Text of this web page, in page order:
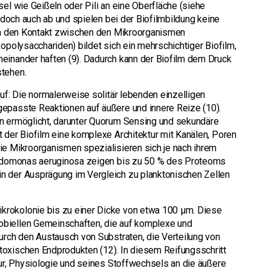
wie Geißeln oder Pili an eine Oberfläche (siehe
auch ab und spielen bei der Biofilmbildung keine
Kontakt zwischen den Mikroorganismen
bildet sich ein mehrschichtiger Biofilm,
haften (9). Dadurch kann der Biofilm dem Druck
Die normalerweise solitär lebenden einzelligen
Reaktionen auf äußere und innere Reize (10).
darunter Quorum Sensing und sekundäre
Biofilm eine komplexe Architektur mit Kanälen, Poren
Mikroorganismen spezialisieren sich je nach ihrem
aeruginosa zeigen bis zu 50 % des Proteoms
der Ausprägung im Vergleich zu planktonischen Zellen
bis zu einer Dicke von etwa 100 µm. Diese
Gemeinschaften, die auf komplexe und
den Austausch von Substraten, die Verteilung von
Endprodukten (12). In diesem Reifungsschritt
Physiologie und seines Stoffwechsels an die äußere